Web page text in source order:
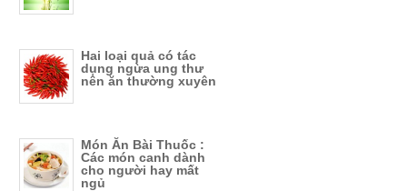
Hai loại quả có tác
dụng ngừa ung thư
nên ăn thường xuyên
Món Ăn Bài Thuốc :
Các món canh dành
cho người hay mất
ngủ